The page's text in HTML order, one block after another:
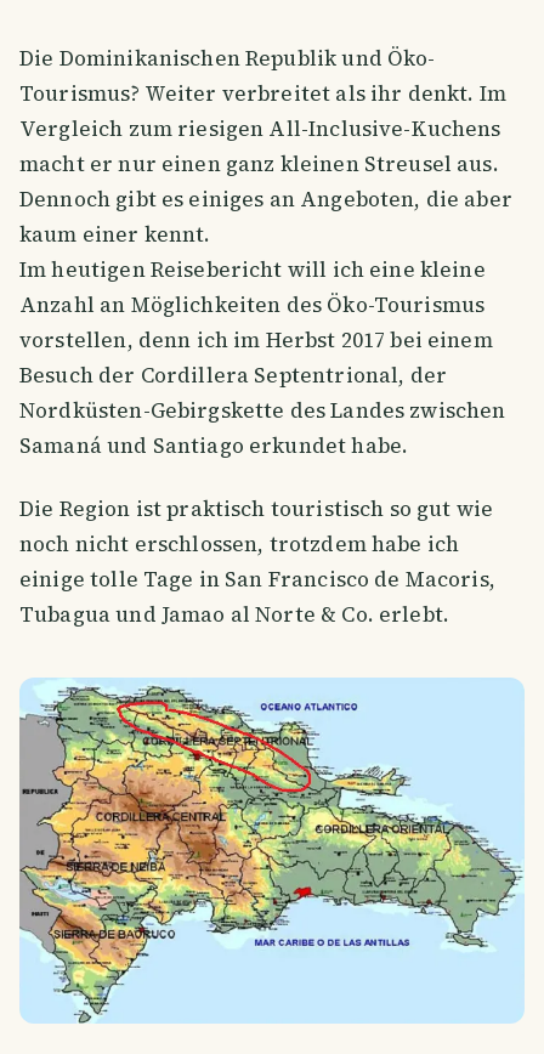
Die Dominikanischen Republik und Öko-
Tourismus? Weiter verbreitet als ihr denkt. Im
Vergleich zum riesigen All-Inclusive-Kuchens
macht er nur einen ganz kleinen Streusel aus.
Dennoch gibt es einiges an Angeboten, die aber
kaum einer kennt.
Im heutigen Reisebericht will ich eine kleine
Anzahl an Möglichkeiten des Öko-Tourismus
vorstellen, denn ich im Herbst 2017 bei einem
Besuch der Cordillera Septentrional, der
Nordküsten-Gebirgskette des Landes zwischen
Samaná und Santiago erkundet habe.
Die Region ist praktisch touristisch so gut wie
noch nicht erschlossen, trotzdem habe ich
einige tolle Tage in San Francisco de Macoris,
Tubagua und Jamao al Norte & Co. erlebt.